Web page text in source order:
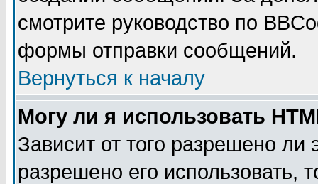
смотрите руководство по
формы отправки сообщений.
Вернуться к началу
Могу ли я использовать
Зависит от того разрешено
разрешено его использовать,